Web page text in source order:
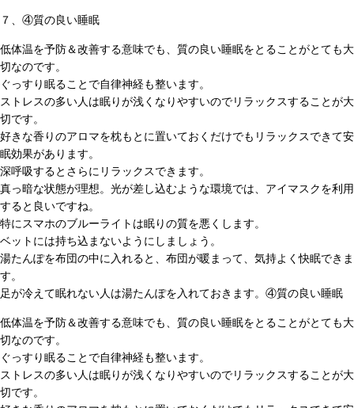
７、④質の良い睡眠
低体温を予防＆改善する意味でも、質の良い睡眠をとることがとても大
切なのです。
ぐっすり眠ることで自律神経も整います。
ストレスの多い人は眠りが浅くなりやすいのでリラックスすることが大
切です。
好きな香りのアロマを枕もとに置いておくだけでもリラックスできて安
眠効果があります。
深呼吸するとさらにリラックスできます。
真っ暗な状態が理想。光が差し込むような環境では、アイマスクを利用
すると良いですね。
特にスマホのブルーライトは眠りの質を悪くします。
ベットには持ち込まないようにしましょう。
湯たんぽを布団の中に入れると、布団が暖まって、気持よく快眠できま
す。
足が冷えて眠れない人は湯たんぽを入れておきます。④質の良い睡眠
低体温を予防＆改善する意味でも、質の良い睡眠をとることがとても大
切なのです。
ぐっすり眠ることで自律神経も整います。
ストレスの多い人は眠りが浅くなりやすいのでリラックスすることが大
切です。